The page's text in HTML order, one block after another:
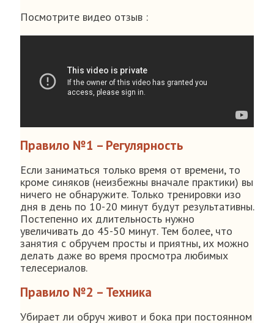
Посмотрите видео отзыв :
Правило №1 – Регулярность
Если заниматься только время от времени, то
кроме синяков (неизбежны вначале практики) вы
ничего не обнаружите. Только тренировки изо
дня в день по 10-20 минут будут результативны.
Постепенно их длительность нужно
увеличивать до 45-50 минут. Тем более, что
занятия с обручем просты и приятны, их можно
делать даже во время просмотра любимых
телесериалов.
Правило №2 – Техника
Убирает ли обруч живот и бока при постоянном